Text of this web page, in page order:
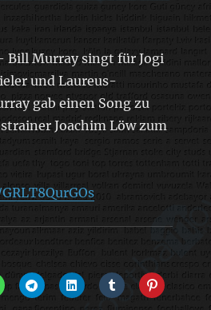
Bill Murray singt für Jogi
und Laureus-
gab einen Song zu
Joachim Löw zum